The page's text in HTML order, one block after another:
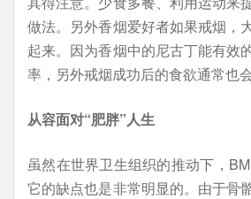
做法。另外香烟爱好者如果戒烟，
起来。因为香烟中的尼古丁能有效
率，另外戒烟成功后的食欲通常也会
从容面对“肥胖”人生
虽然在世界卫生组织的推动下，
它的缺点也是非常明显的。由于骨